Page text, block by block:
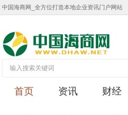
中国海商网_全方位打造本地企业资讯门户网站
首页 资讯 财经